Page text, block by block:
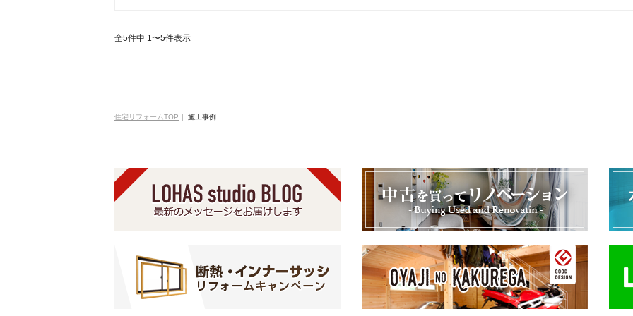
全5件中 1〜5件表示
住宅リフォームTOP ｜ 施工事例